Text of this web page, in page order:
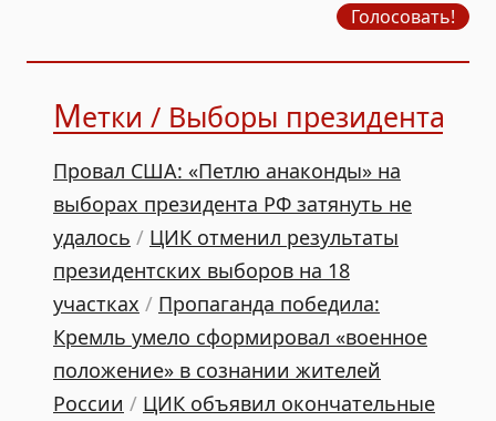
Голосовать!
Метки / Выборы президента РФ
Провал США: «Петлю анаконды» на
выборах президента РФ затянуть не
удалось / ЦИК отменил результаты
президентских выборов на 18
участках / Пропаганда победила:
Кремль умело сформировал «военное
положение» в сознании жителей
России / ЦИК объявил окончательные